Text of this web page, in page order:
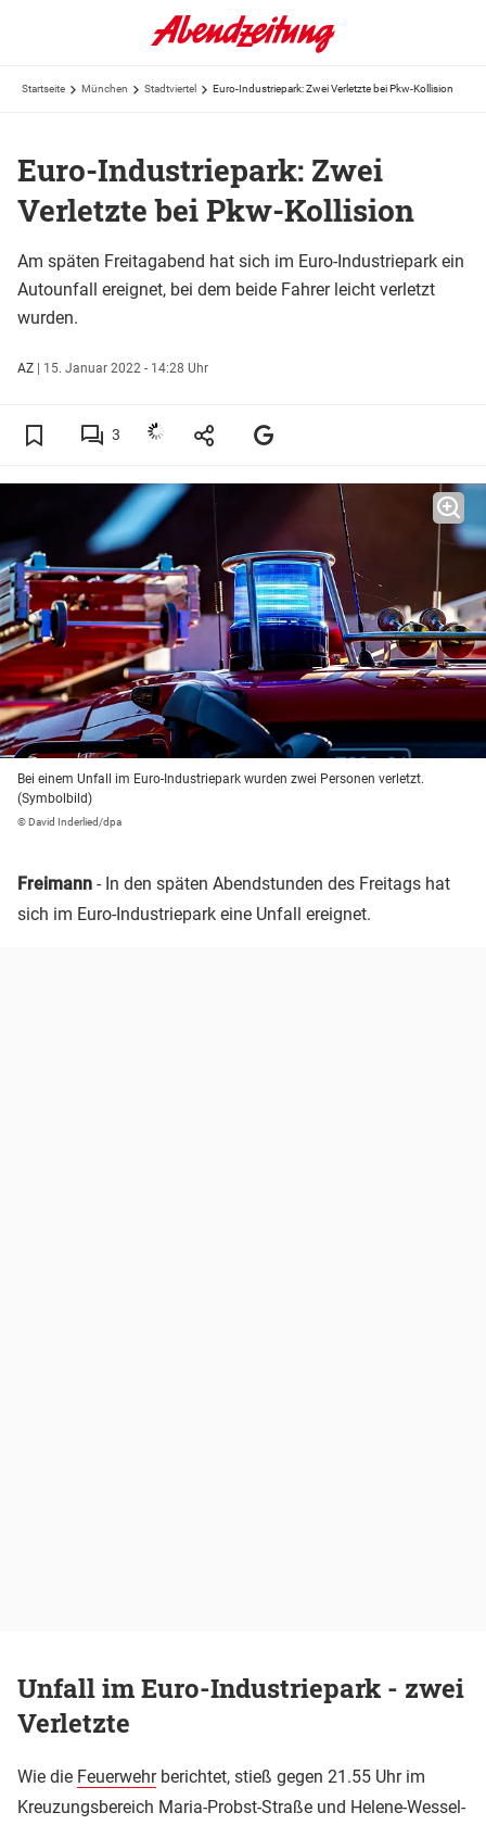
Startseite München Stadtviertel Euro-Industriepark: Zwei Verletzte bei Pkw-Kollision
Euro-Industriepark: Zwei
Verletzte bei Pkw-Kollision
Am späten Freitagabend hat sich im Euro-Industriepark ein
Autounfall ereignet, bei dem beide Fahrer leicht verletzt
wurden.
AZ | 15. Januar 2022 - 14:28 Uhr
3
Bei einem Unfall im Euro-Industriepark wurden zwei Personen verletzt.
(Symbolbild)
© David Inderlied/dpa
Freimann - In den späten Abendstunden des Freitags hat
sich im Euro-Industriepark eine Unfall ereignet.
Unfall im Euro-Industriepark - zwei
Verletzte
Wie die Feuerwehrberichtet, stieß gegen 21.55 Uhr im
Kreuzungsbereich Maria-Probst-Straße und Helene-Wessel-